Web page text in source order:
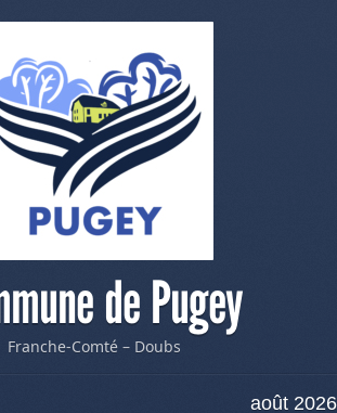
de Pugey
Franche-Comté – Doubs
août 2026